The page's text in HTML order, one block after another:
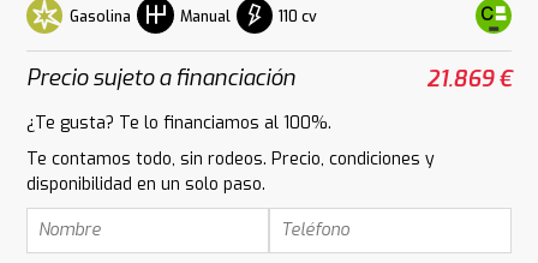
Gasolina Manual 110 cv
Precio sujeto a financiación 21.869 €
¿Te gusta? Te lo financiamos al 100%.
Te contamos todo, sin rodeos. Precio, condiciones y
disponibilidad en un solo paso.